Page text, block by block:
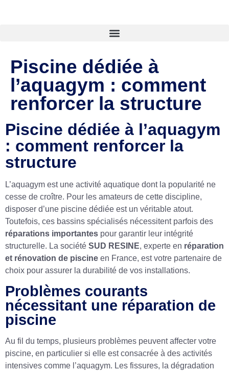
Piscine dédiée à
l’aquagym : comment
renforcer la structure
Piscine dédiée à l’aquagym
: comment renforcer la
structure
L’aquagym est une activité aquatique dont la popularité ne
cesse de croître. Pour les amateurs de cette discipline,
disposer d’une piscine dédiée est un véritable atout.
Toutefois, ces bassins spécialisés nécessitent parfois des
réparations importantes pour garantir leur intégrité
structurelle. La société SUD RESINE, experte en réparation
et rénovation de piscine en France, est votre partenaire de
choix pour assurer la durabilité de vos installations.
Problèmes courants
nécessitant une réparation de
piscine
Au fil du temps, plusieurs problèmes peuvent affecter votre
piscine, en particulier si elle est consacrée à des activités
intensives comme l’aquagym. Les fissures, la dégradation